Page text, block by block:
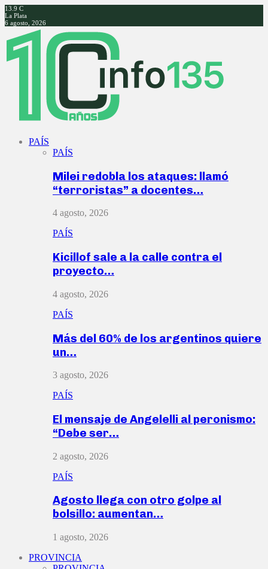
13.9 C
La Plata
6 agosto, 2026
Facebook
Twitter
Instagram
Youtube
PAÍS
PAÍS
Milei redobla los ataques: llamó
“terroristas” a docentes…
4 agosto, 2026
PAÍS
Kicillof sale a la calle contra el
proyecto…
4 agosto, 2026
PAÍS
Más del 60% de los argentinos quiere
un…
3 agosto, 2026
PAÍS
El mensaje de Angelelli al peronismo:
“Debe ser…
2 agosto, 2026
PAÍS
Agosto llega con otro golpe al
bolsillo: aumentan…
1 agosto, 2026
PROVINCIA